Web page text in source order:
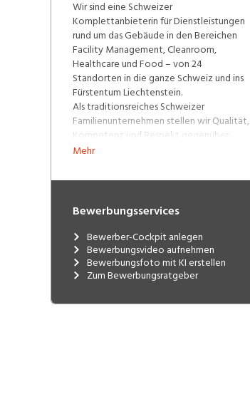
Wir sind eine Schweizer
Komplettanbieterin für Dienstleistungen
rund um das Gebäude in den Bereichen
Facility Management, Cleanroom,
Healthcare und Food – von 24
Standorten in die ganze Schweiz und ins
Fürstentum Liechtenstein.
Als traditionsreiches Schweizer
Familienunternehmen stellen wir Qualität,
Kompetenz und Respekt gegenüber
unseren Kunden und unseren 6500
Zentrum. Gegenseitiger Respekt und
Unternehmenskultur und einer der
Gründe, weshalb wir auf
überdurchschnittlich loyale
Mitarbeitende zählen dürfen.
➡️ Lerne uns und unsere
Imagevideo kennen
Mehr
Bewerbungsservices
Bewerber-Cockpit anlegen
Bewerbungsvideo aufnehmen
Bewerbungsfoto mit KI erstellen
Zum Bewerbungsratgeber